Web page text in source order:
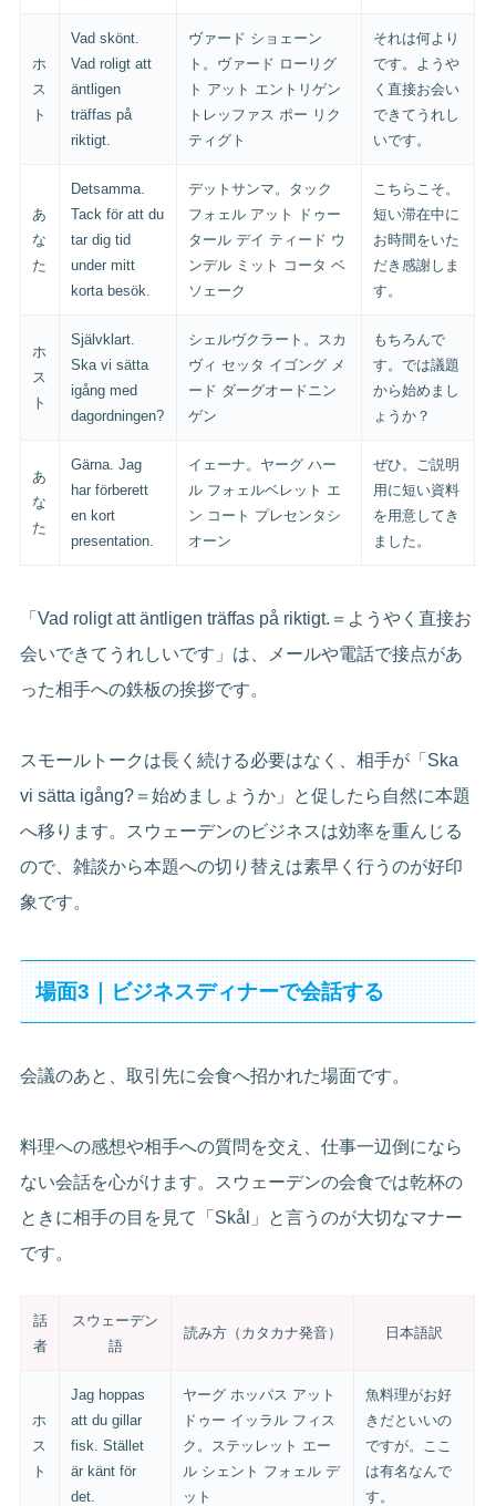
ホ
ス
ト
Vad skönt.
Vad roligt att
äntligen
träffas på
riktigt.
ヴァード ショェーン
ト。ヴァード ローリグ
ト アット エントリゲン
トレッファス ポー リク
ティグト
それは何より
です。ようや
く直接お会い
できてうれし
いです。
あ
な
た
Detsamma.
Tack för att du
tar dig tid
under mitt
korta besök.
デットサンマ。タック
フォェル アット ドゥー
タール デイ ティード ウ
ンデル ミット コータ ベ
ソェーク
こちらこそ。
短い滞在中に
お時間をいた
だき感謝しま
す。
ホ
ス
ト
Självklart.
Ska vi sätta
igång med
dagordningen?
シェルヴクラート。スカ
ヴィ セッタ イゴング メ
ード ダーグオードニン
ゲン
もちろんで
す。では議題
から始めまし
ょうか？
あ
な
た
Gärna. Jag
har förberett
en kort
presentation.
イェーナ。ヤーグ ハー
ル フォェルベレット エ
ン コート プレセンタシ
オーン
ぜひ。ご説明
用に短い資料
を用意してき
ました。
「Vad roligt att äntligen träffas på riktigt.＝ようやく直接お
会いできてうれしいです」は、メールや電話で接点があ
った相手への鉄板の挨拶です。
スモールトークは長く続ける必要はなく、相手が「Ska
vi sätta igång?＝始めましょうか」と促したら自然に本題
へ移ります。スウェーデンのビジネスは効率を重んじる
ので、雑談から本題への切り替えは素早く行うのが好印
象です。
場面3｜ビジネスディナーで会話する
会議のあと、取引先に会食へ招かれた場面です。
料理への感想や相手への質問を交え、仕事一辺倒になら
ない会話を心がけます。スウェーデンの会食では乾杯の
ときに相手の目を見て「Skål」と言うのが大切なマナー
です。
話
者
スウェーデン
語
読み方（カタカナ発音） 日本語訳
ホ
ス
ト
Jag hoppas
att du gillar
fisk. Stället
är känt för
det.
ヤーグ ホッパス アット
ドゥー イッラル フィス
ク。ステッレット エー
ル シェント フォェル デ
ット
魚料理がお好
きだといいの
ですが。ここ
は有名なんで
す。